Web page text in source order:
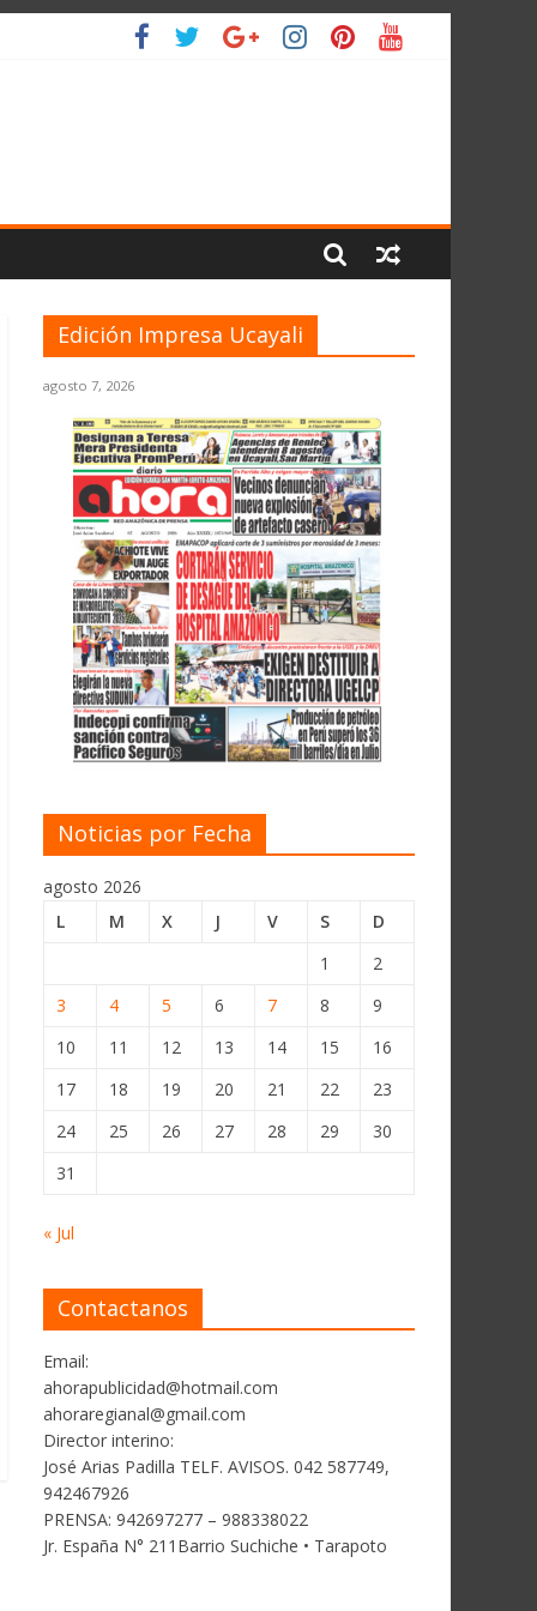
Edición Impresa Ucayali
agosto 7, 2026
Noticias por Fecha
agosto 2026
L
M X J V S
D
1
2
3
4 5 6 7 8
9
10
11 12 13 14 15
16
17
18 19 20 21 22
23
24
25 26 27 28 29
30
31
« Jul
Contactanos
Email:
ahorapublicidad@hotmail.com
ahoraregianal@gmail.com
Director interino:
José Arias Padilla TELF. AVISOS. 042 587749,
942467926
PRENSA: 942697277 – 988338022
Jr. España N° 211Barrio Suchiche • Tarapoto